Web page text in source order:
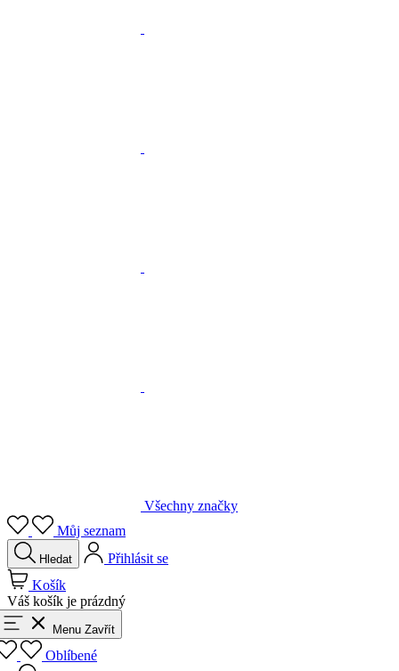
Všechny značky
Můj seznam
Hledat
Přihlásit se
Košík
Váš košík je prázdný
Menu Zavřít
Oblíbené